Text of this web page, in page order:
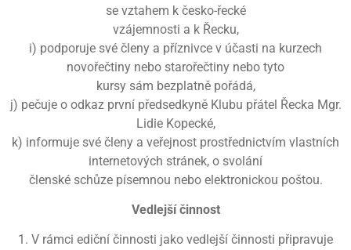
se vztahem k česko-řecké
vzájemnosti a k Řecku,
i) podporuje své členy a příznivce v účasti na kurzech
novořečtiny nebo starořečtiny nebo tyto
kursy sám bezplatně pořádá,
j) pečuje o odkaz první předsedkyně Klubu přátel Řecka Mgr.
Lidie Kopecké,
k) informuje své členy a veřejnost prostřednictvím vlastních
internetových stránek, o svolání
členské schůze písemnou nebo elektronickou poštou.
Vedlejší činnost
1. V rámci ediční činnosti jako vedlejší činnosti připravuje